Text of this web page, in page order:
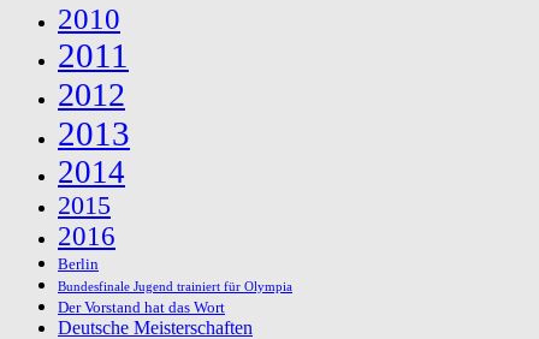
2010
2011
2012
2013
2014
2015
2016
Berlin
Bundesfinale Jugend trainiert für Olympia
Der Vorstand hat das Wort
Deutsche Meisterschaften